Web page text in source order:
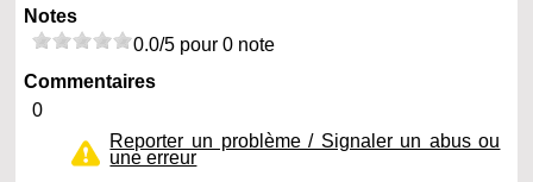
Notes
0.0/5 pour 0 note
Commentaires
0
Reporter un problème / Signaler un abus ou
une erreur